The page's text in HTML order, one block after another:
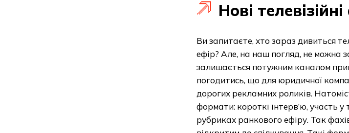
Нові
Ви запитаєте, хто зараз дивиться
ефір? Але, на наш погляд, не можна
залишається потужним каналом
погодитись, що для юридичної
дорогих рекламних роликів.
формати: короткі інтерв’ю, участь
рубриках ранкового ефіру. Так